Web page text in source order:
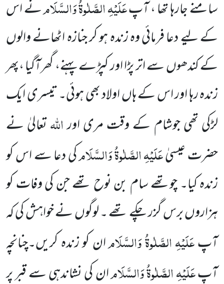
سامنے جارہا تھا ، آپعَلَیْہِ الصَّلٰوۃُ وَالسَّلَامنے اس
کے لیے دعا فرمائی وہ زندہ ہو کر جنازہ اٹھانے والوں
کے کندھوں سے اتر پڑا اور کپڑے پہنے، گھرآگیا ،پھر
زندہ رہا اور اس کے ہاں اولاد بھی ہوئی۔ تیسری ایک
لڑکی تھی جوشام کے وقت مری اوراللہتعالیٰ نے
حضرت عیسیٰعَلَیْہِ الصَّلٰوۃُ وَالسَّلَامکی دعا سے اس کو
زندہ کیا۔ چوتھے سام بن نوح تھے جن کی وفات کو
ہزاروں برس گزر چکے تھے ۔ لوگوں نے خواہش کی کہ
آپعَلَیْہِ الصَّلٰوۃُ وَالسَّلَامان کو زندہ کریں۔چنانچہ
آپعَلَیْہِ الصَّلٰوۃُ وَالسَّلَامان کی نشاندہی سے قبر پر